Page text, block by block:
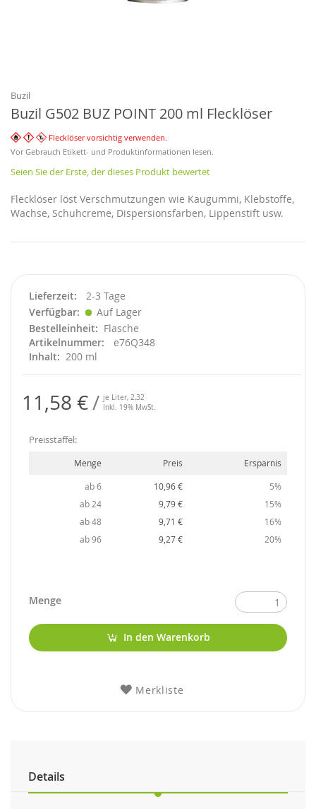
Bildgalerie
springen
Buzil
Buzil G502 BUZ POINT 200 ml Flecklöser
Flecklöser vorsichtig verwenden.
Vor Gebrauch Etikett- und Produktinformationen lesen.
Seien Sie der Erste, der dieses Produkt bewertet
Flecklöser löst Verschmutzungen wie Kaugummi, Klebstoffe,
Wachse, Schuhcreme, Dispersionsfarben, Lippenstift usw.
Lieferzeit
2-3 Tage
Verfügbar
Auf Lager
Bestelleinheit
Flasche
Artikelnummer
e76Q348
Inhalt
200 ml
11,58 € je Liter, 2,32
Inkl. 19% MwSt.
Preisstaffel:
Menge Preis Ersparnis
ab 6 10,96 €
5%
ab 24
9,79 €
15%
ab 48
9,71 €
16%
ab 96
9,27 € 20%
Menge
In den Warenkorb
Merkliste
Details